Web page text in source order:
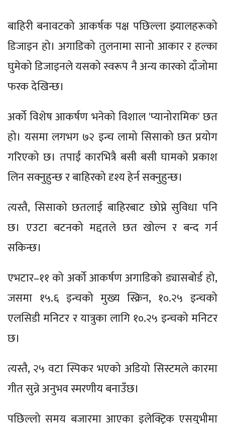
बाहिरी बनावटको आकर्षक पक्ष पछिल्ला झ्यालहरूको
डिजाइन हो। अगाडिको तुलनामा सानो आकार र हल्का
घुमेको डिजाइनले यसको स्वरूप नै अन्य कारको दाँजोमा
फरक देखिन्छ।
अर्को विशेष आकर्षण भनेको विशाल 'प्यानोरामिक' छत
हो। यसमा लगभग ७२ इन्च लामो सिसाको छत प्रयोग
गरिएको छ। तपाईं कारभित्रै बसी बसी घामको प्रकाश
लिन सक्नुहुन्छ र बाहिरको दृश्य हेर्न सक्नुहुन्छ।
त्यस्तै, सिसाको छतलाई बाहिरबाट छोप्ने सुविधा पनि
छ। एउटा बटनको मद्दतले छत खोल्न र बन्द गर्न
सकिन्छ।
एभटार–११ को अर्को आकर्षण अगाडिको ड्यासबोर्ड हो,
जसमा १५.६ इन्चको मुख्य स्क्रिन, १०.२५ इन्चको
एलसिडी मनिटर र यात्रुका लागि १०.२५ इन्चको मनिटर
छ।
त्यस्तै, २५ वटा स्पिकर भएको अडियो सिस्टमले कारमा
गीत सुन्ने अनुभव स्मरणीय बनाउँछ।
पछिल्लो समय बजारमा आएका इलेक्ट्रिक एसयुभीमा